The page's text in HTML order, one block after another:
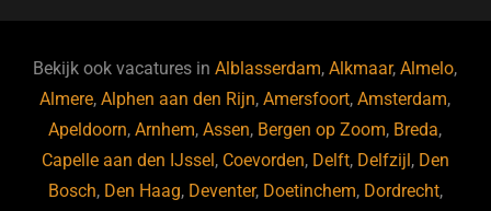
b
o
o
k
ky dI
n
Bekijk ook vacatures inAlblasserdam,Alkmaar,Almelo,
Almere,Alphen aan den Rijn,Amersfoort,Amsterdam,
Apeldoorn,Arnhem,Assen, Bergen op Zoom, Breda,
Capelle aan den IJssel, Coevorden, Delft, Delfzijl, Den
Bosch, Den Haag, Deventer, Doetinchem, Dordrecht,